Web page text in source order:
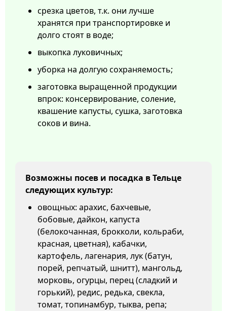
срезка цветов, т.к. они лучше
хранятся при транспортировке и
долго стоят в воде;
выкопка луковичных;
уборка на долгую сохраняемость;
заготовка выращенной продукции
впрок: консервирование, соление,
квашение капусты, сушка, заготовка
соков и вина.
Возможны посев и посадка в Тельце
следующих культур:
овощных: арахис, бахчевые,
бобовые, дайкон, капуста
(белокочанная, брокколи, кольраби,
красная, цветная), кабачки,
картофель, лагенария, лук (батун,
порей, репчатый, шнитт), мангольд,
морковь, огурцы, перец (сладкий и
горький), редис, редька, свекла,
томат, топинамбур, тыква, репа;